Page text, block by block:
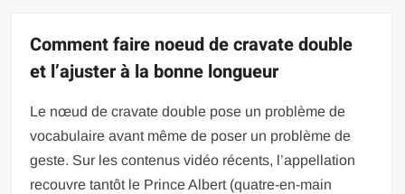
Comment faire noeud de cravate double
et l’ajuster à la bonne longueur
Le nœud de cravate double pose un problème de
vocabulaire avant même de poser un problème de
geste. Sur les contenus vidéo récents, l’appellation
recouvre tantôt le Prince Albert (quatre-en-main